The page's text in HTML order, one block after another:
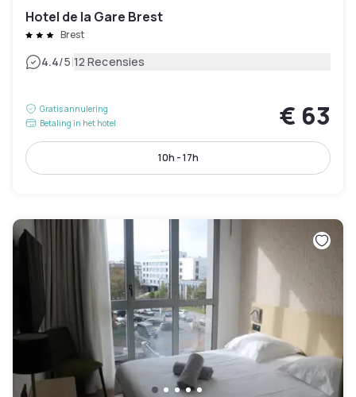
Hotel de la Gare Brest
Brest
4.4/5|12 Recensies
Gratis annulering
Betaling in het hotel
€ 63
10h - 17h